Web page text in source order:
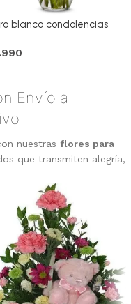
blanco condolencias
Envío a
nuestras flores para
que transmiten alegría,